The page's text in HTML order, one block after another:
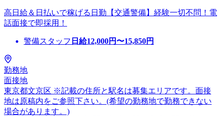
高日給＆日払いで稼げる日勤【交通警備】経験一切不問！電
話面接で即採用！
警備スタッフ 日給12,000円〜15,850円
勤務地
面接地
東京都文京区 ※記載の住所と駅名は募集エリアです。面接
地は原稿内をご参照下さい。(希望の勤務地で勤務できない
場合があります。)